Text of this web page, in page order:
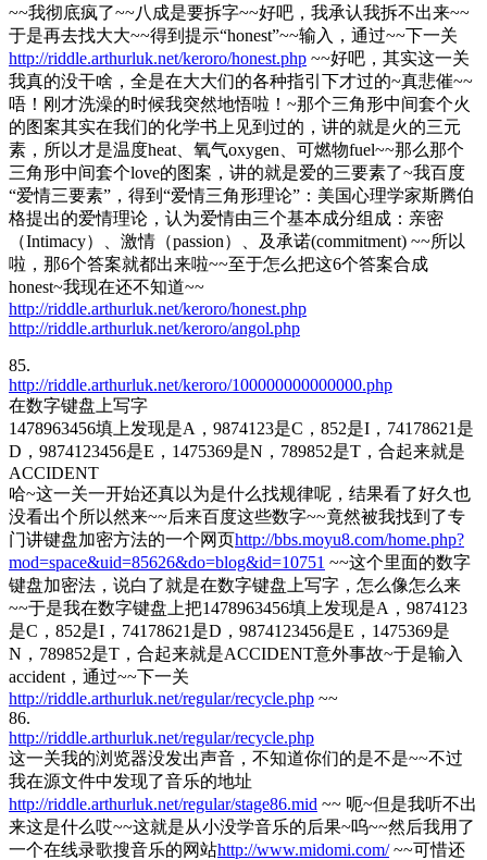
~~我彻底疯了~~八成是要拆字~~好吧，我承认我拆不出来~~
于是再去找大大~~得到提示“honest”~~输入，通过~~下一关
http://riddle.arthurluk.net/keroro/honest.php ~~好吧，其实这一关
我真的没干啥，全是在大大们的各种指引下才过的~真悲催~~
唔！刚才洗澡的时候我突然地悟啦！~那个三角形中间套个火
的图案其实在我们的化学书上见到过的，讲的就是火的三元
素，所以才是温度heat、氧气oxygen、可燃物fuel~~那么那个
三角形中间套个love的图案，讲的就是爱的三要素了~我百度
“爱情三要素”，得到“爱情三角形理论”：美国心理学家斯腾伯
格提出的爱情理论，认为爱情由三个基本成分组成：亲密
（Intimacy）、激情（passion）、及承诺(commitment) ~~所以
啦，那6个答案就都出来啦~~至于怎么把这6个答案合成
honest~我现在还不知道~~
http://riddle.arthurluk.net/keroro/honest.php
http://riddle.arthurluk.net/keroro/angol.php
85.
http://riddle.arthurluk.net/keroro/100000000000000.php
在数字键盘上写字
1478963456填上发现是A，9874123是C，852是I，74178621是
D，9874123456是E，1475369是N，789852是T，合起来就是
ACCIDENT
哈~这一关一开始还真以为是什么找规律呢，结果看了好久也
没看出个所以然来~~后来百度这些数字~~竟然被我找到了专
门讲键盘加密方法的一个网页http://bbs.moyu8.com/home.php?
mod=space&uid=85626&do=blog&id=10751 ~~这个里面的数字
键盘加密法，说白了就是在数字键盘上写字，怎么像怎么来
~~于是我在数字键盘上把1478963456填上发现是A，9874123
是C，852是I，74178621是D，9874123456是E，1475369是
N，789852是T，合起来就是ACCIDENT意外事故~于是输入
accident，通过~~下一关
http://riddle.arthurluk.net/regular/recycle.php ~~
86.
http://riddle.arthurluk.net/regular/recycle.php
这一关我的浏览器没发出声音，不知道你们的是不是~~不过
我在源文件中发现了音乐的地址
http://riddle.arthurluk.net/regular/stage86.mid ~~ 呃~但是我听不出
来这是什么哎~~这就是从小没学音乐的后果~呜~~然后我用了
一个在线录歌搜音乐的网站http://www.midomi.com/~~可惜还